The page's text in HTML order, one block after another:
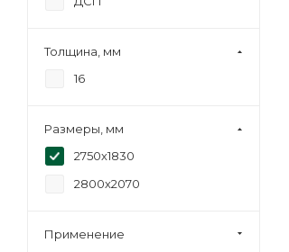
Толщина, мм
16
Размеры, мм
2750х1830
2800х2070
Применение